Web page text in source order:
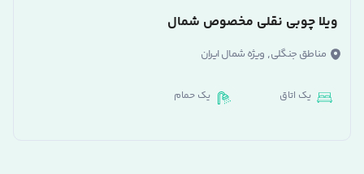
ویلا چوبی نقلی مخصوص شمال
مناطق جنگلی, ویژه شمال ایران
یک اتاق یک حمام